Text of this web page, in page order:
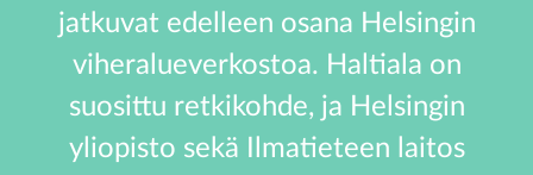
jatkuvat edelleen osana Helsingin
viheralueverkostoa. Haltiala on
suosittu retkikohde, ja Helsingin
yliopisto sekä Ilmatieteen laitos